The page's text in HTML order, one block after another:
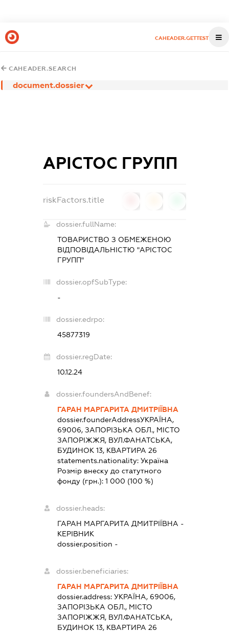
CAHEADER.GETTEST
CAHEADER.SEARCH
document.dossier
АРІСТОС ГРУПП
riskFactors.title
dossier.fullName:
ТОВАРИСТВО З ОБМЕЖЕНОЮ
ВІДПОВІДАЛЬНІСТЮ "АРІСТОС
ГРУПП"
dossier.opfSubType:
-
dossier.edrpo:
45877319
dossier.regDate:
10.12.24
dossier.foundersAndBenef:
ГАРАН МАРГАРИТА ДМИТРІЇВНА
dossier.founderAddressУКРАЇНА,
69006, ЗАПОРІЗЬКА ОБЛ., МІСТО
ЗАПОРІЖЖЯ, ВУЛ.ФАНАТСЬКА,
БУДИНОК 13, КВАРТИРА 26
statements.nationality: Україна
Розмір внеску до статутного
фонду (грн.): 1 000 (100 %)
dossier.heads:
ГАРАН МАРГАРИТА ДМИТРІЇВНА -
КЕРІВНИК
dossier.position -
dossier.beneficiaries:
ГАРАН МАРГАРИТА ДМИТРІЇВНА
dossier.address: УКРАЇНА, 69006,
ЗАПОРІЗЬКА ОБЛ., МІСТО
ЗАПОРІЖЖЯ, ВУЛ.ФАНАТСЬКА,
БУДИНОК 13, КВАРТИРА 26